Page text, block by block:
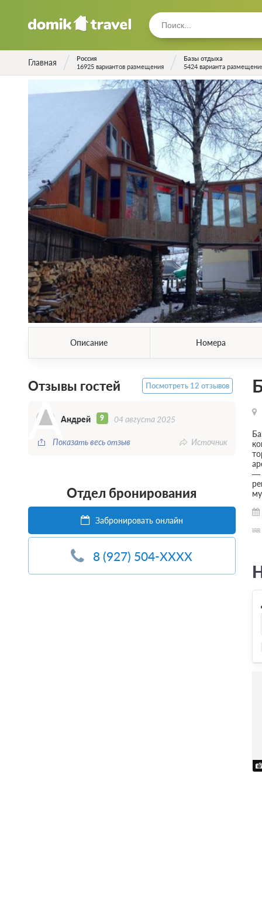
Главная
Россия
16925 вариантов размещения
Базы отдыха
5424 варианта
Описание Номера
Отзывы гостей Посмотреть 12 отзывов
ААндрей 9 04 августа 2025
Показать весь отзыв Источник
Отдел бронирования
Забронировать онлайн
8 (927) 504-XXXX
—